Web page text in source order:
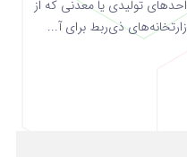
تولیدی یا معدنی که از
ذی‌ربط برای آ...